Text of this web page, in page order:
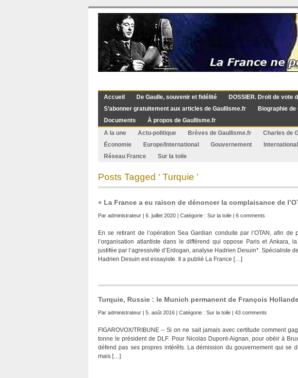
Accueil De Gaulle, souvenir et fidélité DOSSIER. Droit de vote
S’abonner gratuitement aux articles de Gaullisme.fr
Biographie
Documents
À propos de Gaullisme.fr
A la une
Actu-politique Brèves de Gaullisme.fr Charles de
Économie
Europe/International Gouvernement International
Réseau France
Sur la toile
Posts Tagged ‘ Turquie ’
« La France a eu raison de dénoncer la complaisance de
Par administrateur | 6. juillet 2020 | Catégorie : Sur la toile | 6 comments
En se retirant de l’opération Sea Gardian conduite par l’OTAN, afin de
l’organisation atlantiste dans le différend qui oppose Paris et Ankara,
justifée par l’agressivité d’Erdogan, analyse Hadrien Desuin*. Spécialiste
Hadrien Desuin est essayiste. Il a publié La France […]
Turquie, Russie : le Munich permanent de François
Par administrateur | 5. août 2016 | Catégorie : Sur la toile | 43 comments
FIGAROVOX/TRIBUNE – Si on ne sait jamais avec certitude comment
tonne le président de DLF. Pour Nicolas Dupont-Aignan, pour obéir à
défend pas ses propres intérêts. La démission du gouvernement qui se
mais […]